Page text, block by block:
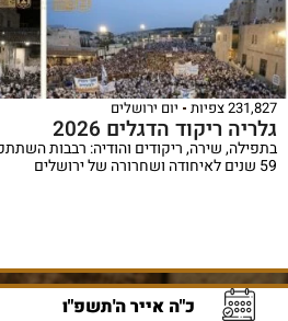
231,827 צפיות יום ירושלים
גלריה ריקוד הדגלים 2026
בתפילה, שירה, ריקודים והודיה: רבבות
59 שנים לאיחודה ושחרורה של ירושלים
כ"ה אייר ה'תשפ"ו